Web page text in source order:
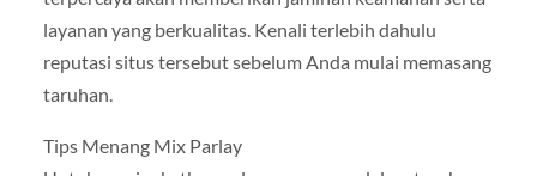
layanan yang berkualitas. Kenali terlebih dahulu
reputasi situs tersebut sebelum Anda mulai memasang
taruhan.
Tips Menang Mix Parlay